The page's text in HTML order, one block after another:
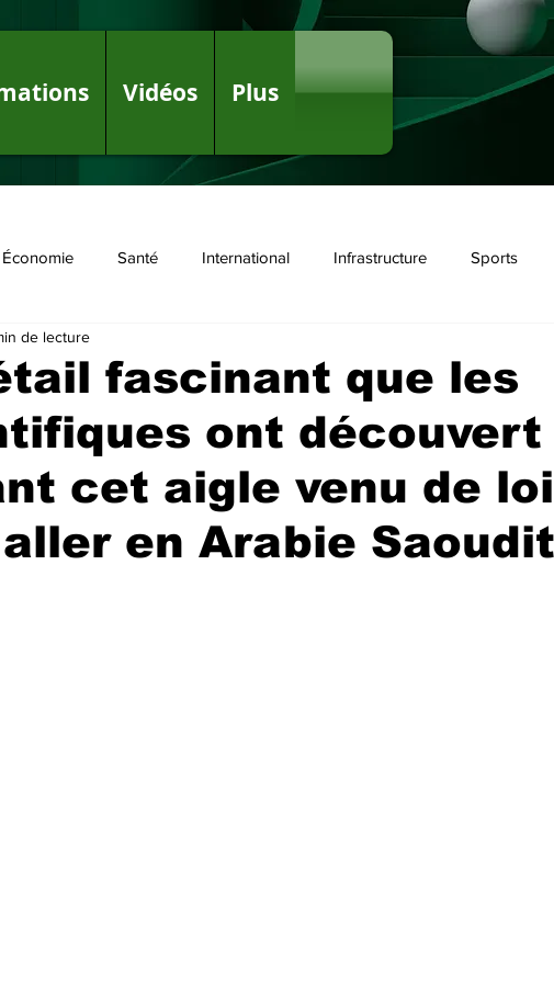
Vidéos Plus
Économie Santé International Infrastructure Sports
Politique
fascinant que les
ont découvert
cet aigle venu de
en Arabie
de lecture
sur 5.